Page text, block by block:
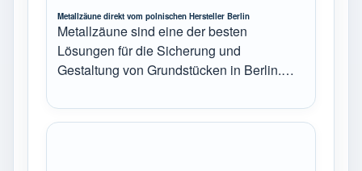
Metallzäune direkt vom polnischen Hersteller Berlin
Metallzäune sind eine der besten
Lösungen für die Sicherung und
Gestaltung von Grundstücken in Berlin.…